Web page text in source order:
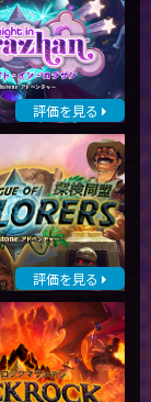
評価を見る
評価を見る